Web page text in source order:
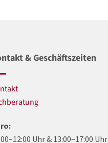
& Geschäftszeiten
Uhr & 13:00–17:00 Uhr